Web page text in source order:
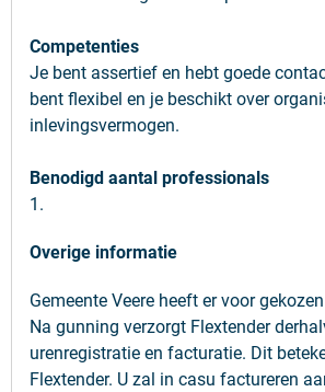
Competenties
Je bent assertief en hebt goede
bent flexibel en je beschikt over
inlevingsvermogen.
Benodigd aantal professionals
1.
Overige informatie
Gemeente Veere heeft er voor
Na gunning verzorgt Flextender
urenregistratie en facturatie. Dit
Flextender. U zal in casu factureren